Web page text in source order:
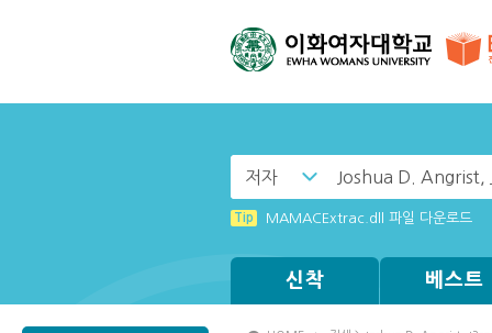
저자
Tip MAMACExtrac.dll 파일 다운로드
신착 베스트